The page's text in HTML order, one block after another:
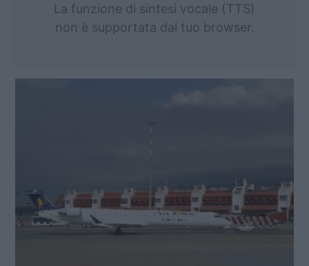
La funzione di sintesi vocale (TTS)
non è supportata dal tuo browser.